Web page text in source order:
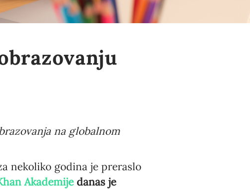
na globalnom
nekoliko godina je preraslo
Akademijedanas je